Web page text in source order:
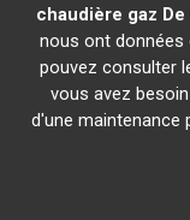
chaudière gaz
nous ont données
pouvez consulter
vous avez
d'une maintenance